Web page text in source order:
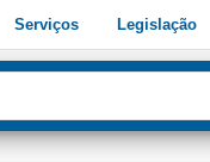
Serviços Legislação